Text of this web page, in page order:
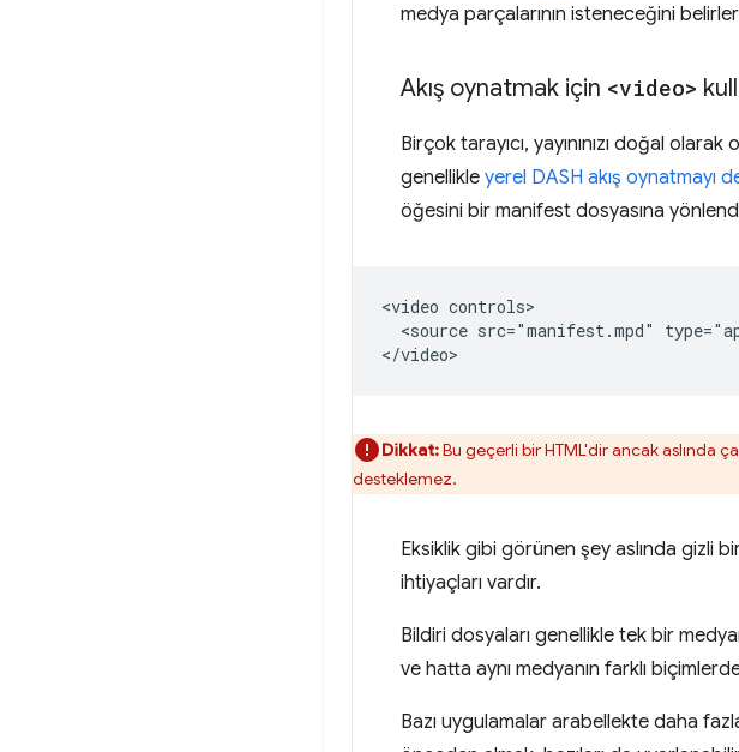
medya parçalarının isteneceğini
Akış oynatmak için <video>
Birçok tarayıcı, yayınınızı doğal olarak
genellikle yerel DASH akış oynatmayı
öğesini bir manifest dosyasına
<video controls>
<source src="manifest.mpd"
Dikkat:Bu geçerli bir HTML'dir ancak aslında
desteklemez.
Eksiklik gibi görünen şey aslında gizli
ihtiyaçları vardır.
Bildiri dosyaları genellikle tek bir
ve hatta aynı medyanın farklı
Bazı uygulamalar arabellekte daha